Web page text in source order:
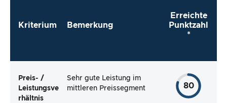
Kriterium Bemerkung
Erreichte
Punktzahl
*
Preis- /
Leistungsve
rhältnis
Sehr gute Leistung im
mittleren Preissegment
80